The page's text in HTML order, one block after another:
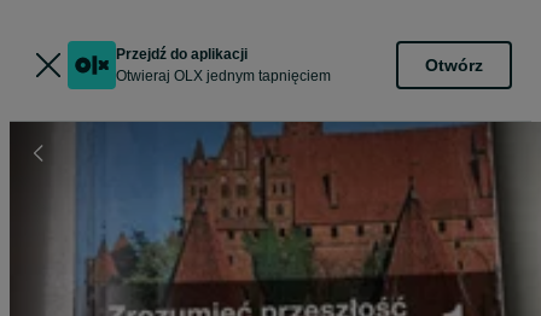
Przejdź do aplikacji
Otwieraj OLX jednym tapnięciem
Otwórz